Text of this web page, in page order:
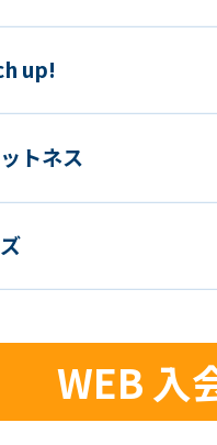
up!
トネス
WEB 入